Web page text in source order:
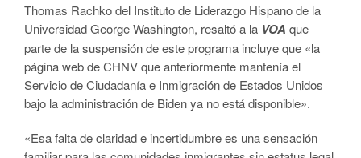
Thomas Rachko del Instituto de Liderazgo Hispano de la
Universidad George Washington, resaltó a la VOA que
parte de la suspensión de este programa incluye que «la
página web de CHNV que anteriormente mantenía el
Servicio de Ciudadanía e Inmigración de Estados Unidos
bajo la administración de Biden ya no está disponible».
«Esa falta de claridad e incertidumbre es una sensación